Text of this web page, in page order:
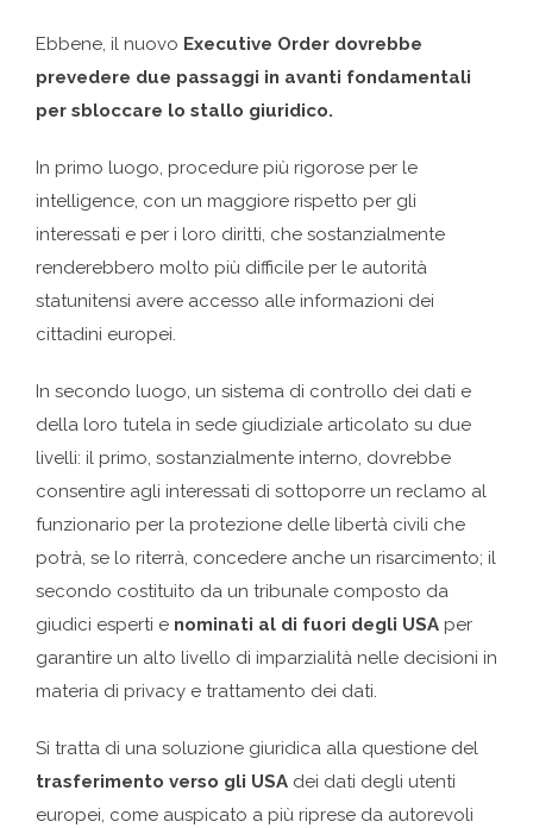
Ebbene, il nuovo Executive Order dovrebbe
prevedere due passaggi in avanti fondamentali
per sbloccare lo stallo giuridico.
In primo luogo, procedure più rigorose per le
intelligence, con un maggiore rispetto per gli
interessati e per i loro diritti, che sostanzialmente
renderebbero molto più difficile per le autorità
statunitensi avere accesso alle informazioni dei
cittadini europei.
In secondo luogo, un sistema di controllo dei dati e
della loro tutela in sede giudiziale articolato su due
livelli: il primo, sostanzialmente interno, dovrebbe
consentire agli interessati di sottoporre un reclamo al
funzionario per la protezione delle libertà civili che
potrà, se lo riterrà, concedere anche un risarcimento; il
secondo costituito da un tribunale composto da
giudici esperti e nominati al di fuori degli USA per
garantire un alto livello di imparzialità nelle decisioni in
materia di privacy e trattamento dei dati.
Si tratta di una soluzione giuridica alla questione del
trasferimento verso gli USA dei dati degli utenti
europei, come auspicato a più riprese da autorevoli